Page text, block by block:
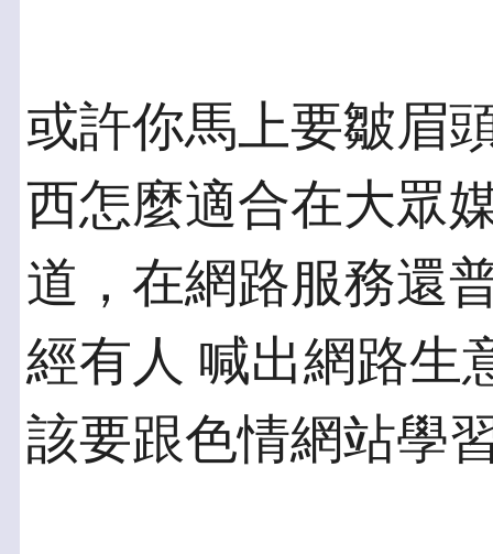
或許你馬上要皺眉
西怎麼適合在大眾
道，在網路服務還
經有人 喊出網路生
該要跟色情網站學